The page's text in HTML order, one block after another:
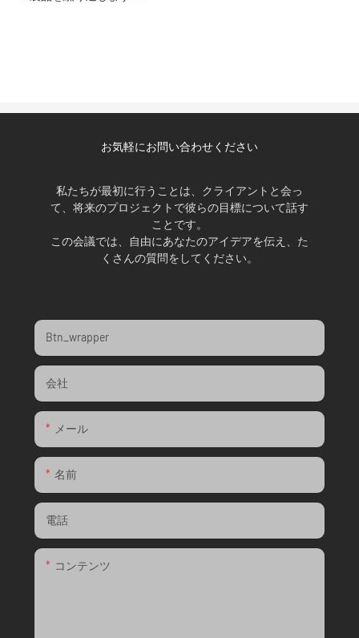
お気軽にお問い合わせください
私たちが最初に行うことは、クライアントと会っ
て、将来のプロジェクトで彼らの目標について話す
ことです。
この会議では、自由にあなたのアイデアを伝え、た
くさんの質問をしてください。
Btn_wrapper
会社
メール
名前
電話
コンテンツ